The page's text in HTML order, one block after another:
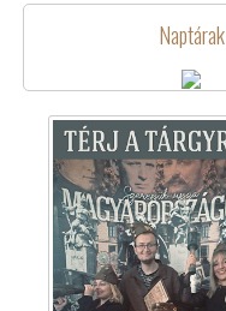
Naptárak